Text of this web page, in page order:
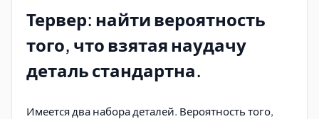
Тервер: найти вероятность
того, что взятая наудачу
деталь стандартна.
Имеется два набора деталей. Вероятность того,